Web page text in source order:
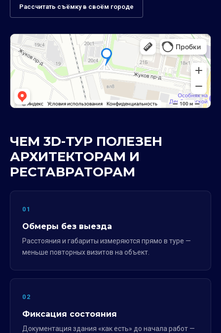
Рассчитать съёмку в своём городе
ЧЕМ 3D-ТУР ПОЛЕЗЕН
АРХИТЕКТОРАМ И
РЕСТАВРАТОРАМ
01
Обмеры без выезда
Расстояния и габариты измеряются прямо в туре —
меньше повторных визитов на объект.
02
Фиксация состояния
Документация здания «как есть» до начала работ —